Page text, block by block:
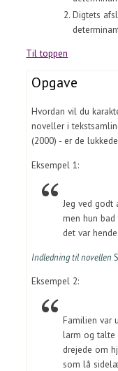
Digtets
Til toppen
Opgave
Hvordan vil du
noveller i
(2000) - er de
Eksempel 1:
Jeg ved godt
men hun
det var
Indledning til novellen
Eksempel 2:
Familien var
larm og talte
drejede om
som lå